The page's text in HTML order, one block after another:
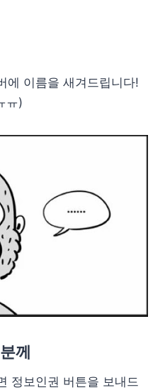
에 이름을 새겨드립니다!
ㅠ)
께
정보인권 버튼을 보내드